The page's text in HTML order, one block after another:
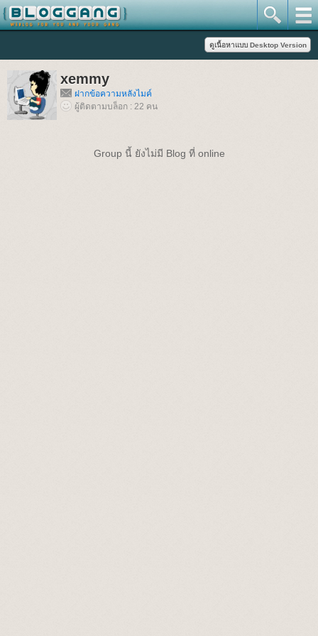
xemmy
ฝากข้อความหลังไมค์
ผู้ติดตามบล็อก : 22 คน
Group นี้ ยังไม่มี Blog ที่ online